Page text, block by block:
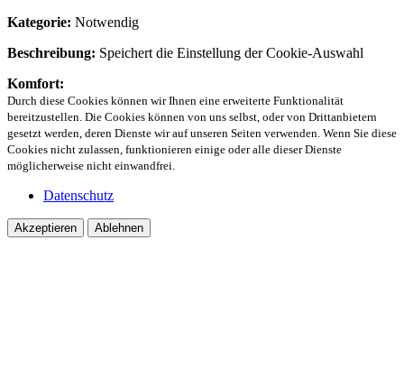
Kategorie: Notwendig
Beschreibung: Speichert die Einstellung der Cookie-Auswahl
Komfort:
Durch diese Cookies können wir Ihnen eine erweiterte Funktionalität
bereitzustellen. Die Cookies können von uns selbst, oder von Drittanbietern
gesetzt werden, deren Dienste wir auf unseren Seiten verwenden. Wenn Sie diese
Cookies nicht zulassen, funktionieren einige oder alle dieser Dienste
möglicherweise nicht einwandfrei.
Datenschutz
Akzeptieren Ablehnen